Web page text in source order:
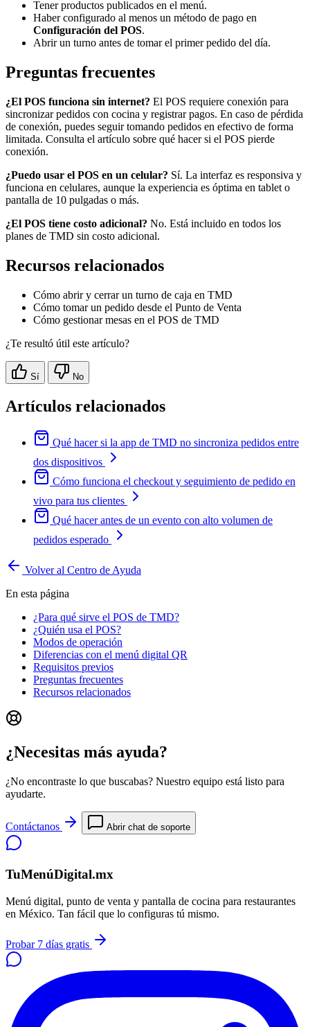
Tener productos publicados en el menú.
Haber configurado al menos un método de pago en
Configuración del POS.
Abrir un turno antes de tomar el primer pedido del día.
Preguntas frecuentes
¿El POS funciona sin internet? El POS requiere conexión para
sincronizar pedidos con cocina y registrar pagos. En caso de pérdida
de conexión, puedes seguir tomando pedidos en efectivo de forma
limitada. Consulta el artículo sobre qué hacer si el POS pierde
conexión.
¿Puedo usar el POS en un celular? Sí. La interfaz es responsiva y
funciona en celulares, aunque la experiencia es óptima en tablet o
pantalla de 10 pulgadas o más.
¿El POS tiene costo adicional? No. Está incluido en todos los
planes de TMD sin costo adicional.
Recursos relacionados
Cómo abrir y cerrar un turno de caja en TMD
Cómo tomar un pedido desde el Punto de Venta
Cómo gestionar mesas en el POS de TMD
¿Te resultó útil este artículo?
Sí No
Artículos relacionados
Qué hacer si la app de TMD no sincroniza pedidos entre
dos dispositivos
Cómo funciona el checkout y seguimiento de pedido en
vivo para tus clientes
Qué hacer antes de un evento con alto volumen de
pedidos esperado
Volver al Centro de Ayuda
En esta página
¿Para qué sirve el POS de TMD?
¿Quién usa el POS?
Modos de operación
Diferencias con el menú digital QR
Requisitos previos
Preguntas frecuentes
Recursos relacionados
¿Necesitas más ayuda?
¿No encontraste lo que buscabas? Nuestro equipo está listo para
ayudarte.
Contáctanos Abrir chat de soporte
TuMenúDigital.mx
Menú digital, punto de venta y pantalla de cocina para restaurantes
en México. Tan fácil que lo configuras tú mismo.
Probar 7 días gratis